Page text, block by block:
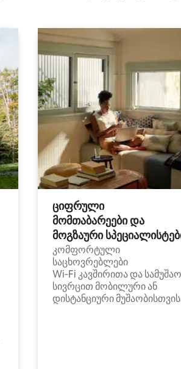
ციფრული
მომთაბარეები და
მოგზაური
კომფორტული
საცხოვრებლები
Wi‑Fi კავშირითა და სამუშაო
სივრცით მობილური ან
დისტანციური